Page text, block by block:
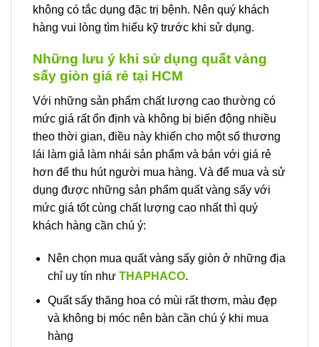
không có tắc dụng đặc trị bệnh. Nên quý khách
hàng vui lòng tìm hiểu kỹ trước khi sử dụng.
Những lưu ý khi sử dụng quất vàng
sấy giòn giá rẻ tại HCM
Với những sản phẩm chất lượng cao thường có
mức giá rất ổn định và không bị biến động nhiều
theo thời gian, điều này khiến cho một số thương
lái làm giả làm nhái sản phẩm và bán với giá rẻ
hơn để thu hút người mua hàng. Và để mua và sử
dụng được những sản phẩm quất vàng sấy với
mức giá tốt cùng chất lượng cao nhất thì quý
khách hàng cần chú ý:
Nên chọn mua quất vàng sấy giòn ở những địa
chỉ uy tín như THAPHACO.
Quất sấy thăng hoa có mùi rất thơm, màu đẹp
và không bị móc nên bàn cần chú ý khi mua
hàng